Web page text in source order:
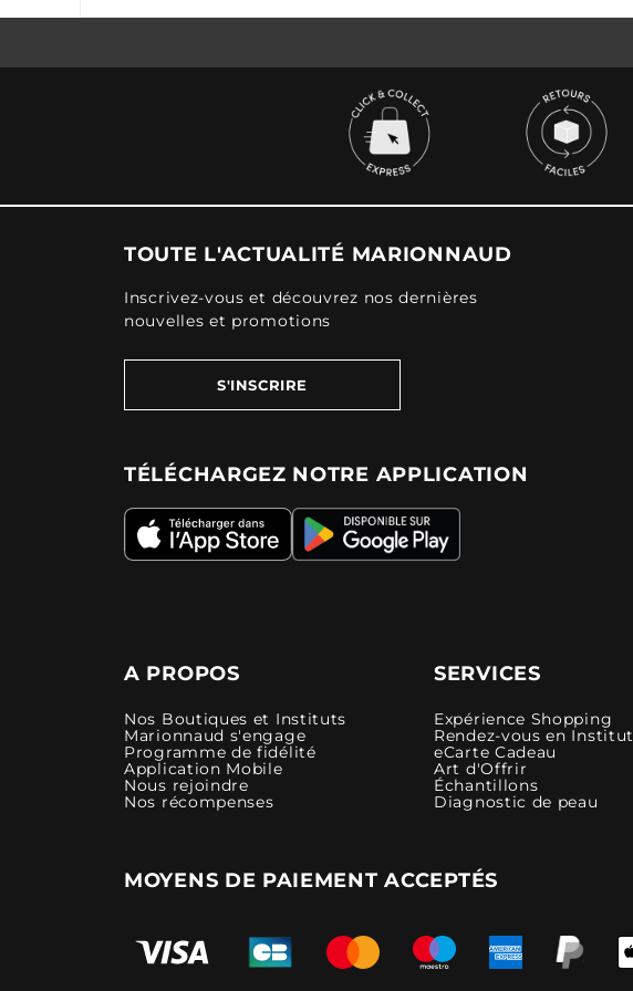
TOUTE L'ACTUALITÉ MARIONNAUD
Inscrivez-vous et découvrez nos dernières
nouvelles et promotions
S'INSCRIRE
TÉLÉCHARGEZ NOTRE APPLICATION
A PROPOS
Nos Boutiques et Instituts
Marionnaud s'engage
Programme de fidélité
Application Mobile
Nous rejoindre
Nos récompenses
SERVICES
Expérience Shopping
Rendez-vous en Institut
eCarte Cadeau
Art d'Offrir
Échantillons
Diagnostic de peau
MOYENS DE PAIEMENT ACCEPTÉS